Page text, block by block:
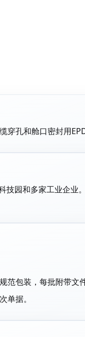
穿孔和舱口密封用
技园和多家工业企
范包装，每批附带文
单据。